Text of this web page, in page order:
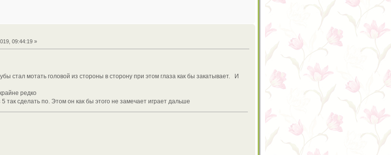
09:44:19 »
стал мотать головой из стороны в сторону при этом глаза как бы закатывает. И
редко
так сделать по. Этом он как бы этого не замечает играет дальше